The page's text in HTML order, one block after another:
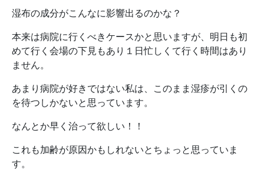
湿布の成分がこんなに影響出るのかな？
本来は病院に行くべきケースかと思いますが、明日も初
めて行く会場の下見もあり１日忙しくて行く時間はあり
ません。
あまり病院が好きではない私は、このまま湿疹が引くの
を待つしかないと思っています。
なんとか早く治って欲しい！！
これも加齢が原因かもしれないとちょっと思っていま
す。